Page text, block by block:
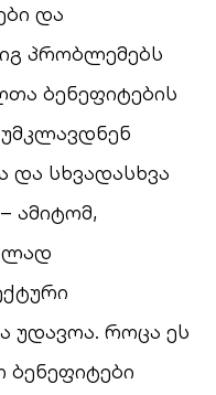
და
პრობლემებს
ბენეფიტების
და სხვადასხვა
ამიტომ,
უდავოა. როცა ეს
ბენეფიტები